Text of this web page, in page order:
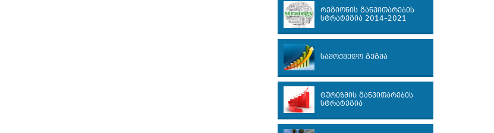
რეგიონის განვითარების
სტრატეგია 2014–2021
სამოქმედო გეგმა
ტურიზმის განვითარების
სტრატეგია